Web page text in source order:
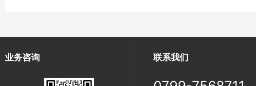
业务咨询 联系我们